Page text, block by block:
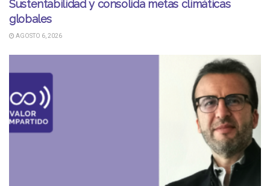
Sustentabilidad y consolida metas climáticas
globales
AGOSTO 6, 2026